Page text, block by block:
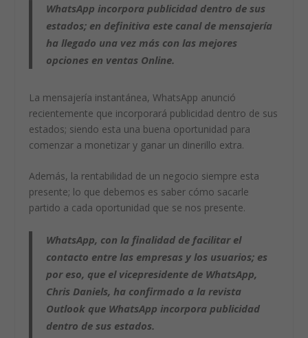
WhatsApp incorpora publicidad dentro de sus
estados; en definitiva este canal de mensajería
ha llegado una vez más con las mejores
opciones en ventas Online.
La mensajería instantánea, WhatsApp anunció
recientemente que incorporará publicidad dentro de sus
estados; siendo esta una buena oportunidad para
comenzar a monetizar y ganar un dinerillo extra.
Además, la rentabilidad de un negocio siempre esta
presente; lo que debemos es saber cómo sacarle
partido a cada oportunidad que se nos presente.
WhatsApp, con la finalidad de facilitar el
contacto entre las empresas y los usuarios; es
por eso, que el vicepresidente de WhatsApp,
Chris Daniels, ha confirmado a la revista
Outlook que WhatsApp incorpora publicidad
dentro de sus estados.